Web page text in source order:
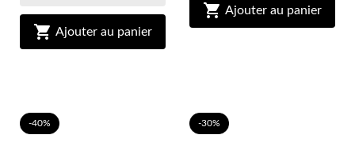
 Ajouter au panier
 Ajouter au panier
-40% -30%